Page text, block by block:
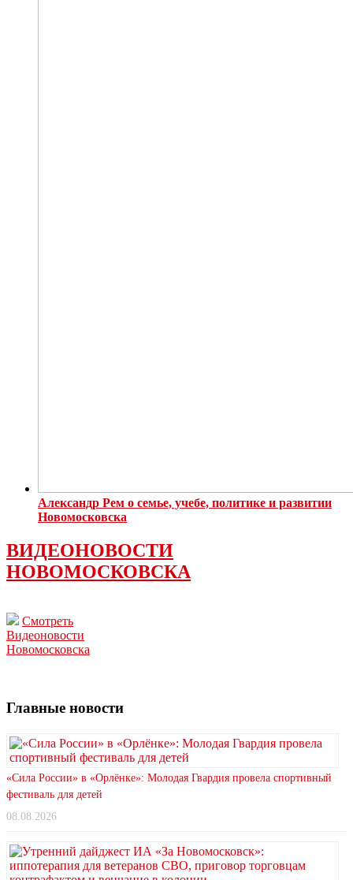
Александр Рем о семье, учебе, политике и развитии
Новомосковска
ВИДЕОНОВОСТИ
НОВОМОСКОВСКА
Смотреть
Видеоновости
Новомосковска
Главные новости
«Сила России» в «Орлёнке»: Молодая Гвардия провела спортивный
фестиваль для детей
08.08.2026